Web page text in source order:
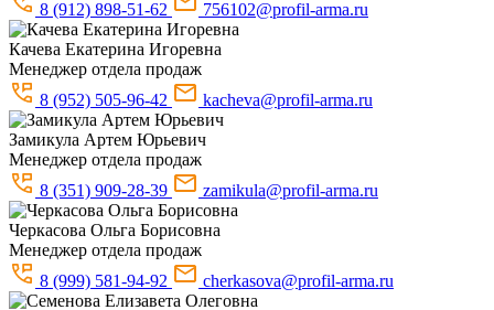
8 (912) 898-51-62 756102@profil-arma.ru
Качева Екатерина Игоревна
Менеджер отдела продаж
8 (952) 505-96-42
kacheva@profil-arma.ru
Замикула Артем Юрьевич
Менеджер отдела продаж
8 (351) 909-28-39
zamikula@profil-arma.ru
Черкасова Ольга Борисовна
Менеджер отдела продаж
8 (999) 581-94-92
cherkasova@profil-arma.ru